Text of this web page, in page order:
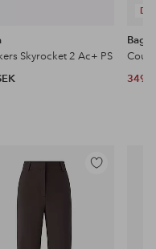
Skyrocket 2 Ac+ PS
Court
349
Lägg